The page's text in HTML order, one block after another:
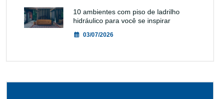
10 ambientes com piso de ladrilho
hidráulico para você se inspirar
03/07/2026